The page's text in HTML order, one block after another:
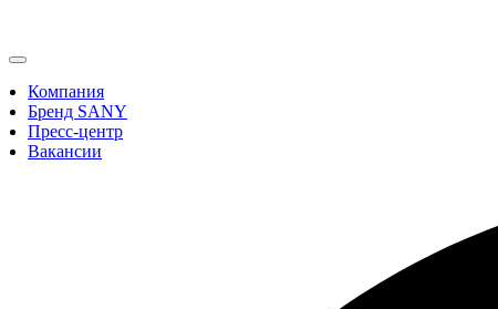
Компания
Бренд SANY
Пресс-центр
Вакансии